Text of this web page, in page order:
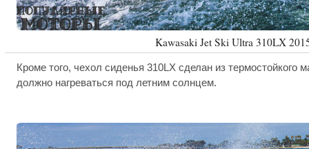
Kawasaki Jet Ski Ultra 310LX
Кроме того, чехол сиденья 310LX сделан из термостойкого
должно нагреваться под летним солнцем.